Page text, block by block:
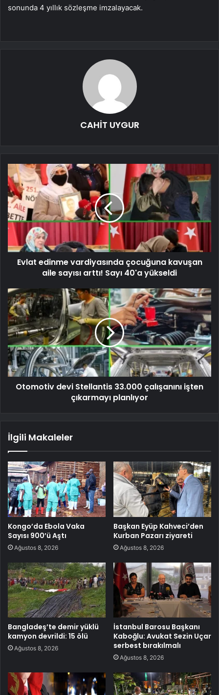
sonunda 4 yıllık sözleşme imzalayacak.
CAHİT UYGUR
Evlat edinme vardiyasında çocuğuna kavuşan
aile sayısı arttı! Sayı 40'a yükseldi
Otomotiv devi Stellantis 33.000 çalışanını işten
çıkarmayı planlıyor
İlgili Makaleler
Kongo’da Ebola Vaka
Sayısı 900’ü Aştı
Ağustos 8, 2026
Başkan Eyüp Kahveci’den
Kurban Pazarı ziyareti
Ağustos 8, 2026
Bangladeş’te demir yüklü
kamyon devrildi: 15 ölü
Ağustos 8, 2026
İstanbul Barosu Başkanı
Kaboğlu: Avukat Sezin Uçar
serbest bırakılmalı
Ağustos 8, 2026